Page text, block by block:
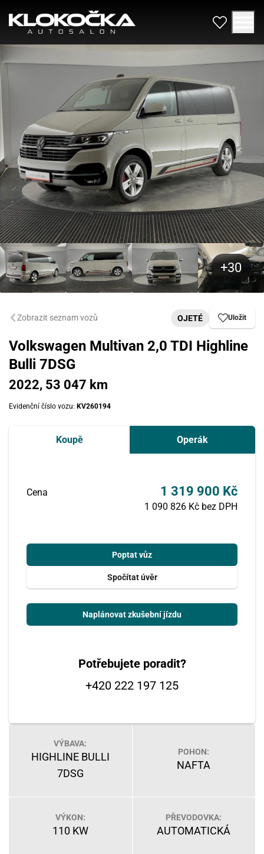
Zobrazit seznam vozů OJETÉ Uložit
Volkswagen Multivan 2,0 TDI Highline
Bulli 7DSG
2022, 53 047 km
Evidenční číslo vozu: KV260194
Koupě Operák
Cena 1 319 900 Kč
1 090 826 Kč bez DPH
Poptat vůz
Spočítat úvěr
Naplánovat zkušební jízdu
Potřebujete poradit?
+420 222 197 125
VÝBAVA:
HIGHLINE BULLI
7DSG
POHON:
NAFTA
VÝKON:
110 KW
PŘEVODOVKA:
AUTOMATICKÁ